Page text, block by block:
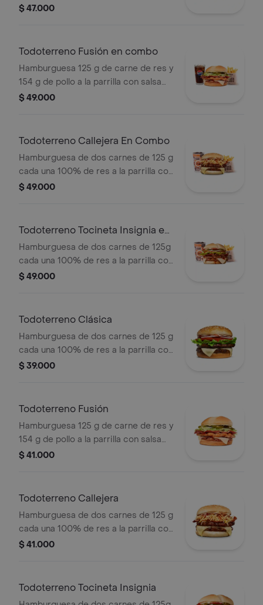
salsa bbq, queso mozzarella, lechuga,
$ 47.000
Todoterreno Fusión en combo
Hamburguesa 125 g de carne de res y
154 g de pollo a la parrilla con salsa
BBQ, tocineta, queso mozzarella,
medianas (Corral o cascos) + bebida
$ 49.000
Todoterreno Callejera En Combo
Hamburguesa de dos carnes de 125 g
cada una 100% de res a la parrilla con
salsa bbq, tocineta, queso mozzarella,
$ 49.000
Todoterreno Tocineta Insignia en
combo
Hamburguesa de dos carnes de 125g
cada una 100% de res a la parrilla con
salsa BBQ, tocineta, queso
tomate y mostaza en pan papa +
$ 49.000
Todoterreno Clásica
Hamburguesa de dos carnes de 125 g
cada una 100% de res a la parrilla con
salsa bbq, queso mozzarella, lechuga,
$ 39.000
Todoterreno Fusión
Hamburguesa 125 g de carne de res y
154 g de pollo a la parrilla con salsa
BBQ, tocineta, queso mozzarella,
$ 41.000
Todoterreno Callejera
Hamburguesa de dos carnes de 125 g
cada una 100% de res a la parrilla con
salsa bbq, tocineta, queso mozzarella,
$ 41.000
Todoterreno Tocineta Insignia